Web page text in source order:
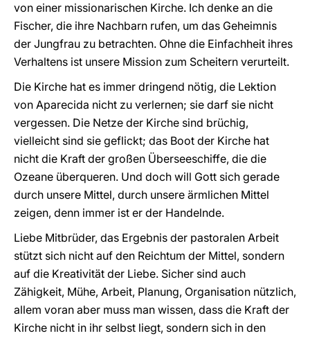
von einer missionarischen Kirche. Ich denke an die
Fischer, die ihre Nachbarn rufen, um das Geheimnis
der Jungfrau zu betrachten. Ohne die Einfachheit ihres
Verhaltens ist unsere Mission zum Scheitern verurteilt.
Die Kirche hat es immer dringend nötig, die Lektion
von Aparecida nicht zu verlernen; sie darf sie nicht
vergessen. Die Netze der Kirche sind brüchig,
vielleicht sind sie geflickt; das Boot der Kirche hat
nicht die Kraft der großen Überseeschiffe, die die
Ozeane überqueren. Und doch will Gott sich gerade
durch unsere Mittel, durch unsere ärmlichen Mittel
zeigen, denn immer ist er der Handelnde.
Liebe Mitbrüder, das Ergebnis der pastoralen Arbeit
stützt sich nicht auf den Reichtum der Mittel, sondern
auf die Kreativität der Liebe. Sicher sind auch
Zähigkeit, Mühe, Arbeit, Planung, Organisation nützlich,
allem voran aber muss man wissen, dass die Kraft der
Kirche nicht in ihr selbst liegt, sondern sich in den